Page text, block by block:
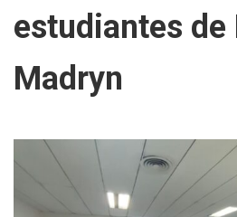
estudiantes de
Madryn